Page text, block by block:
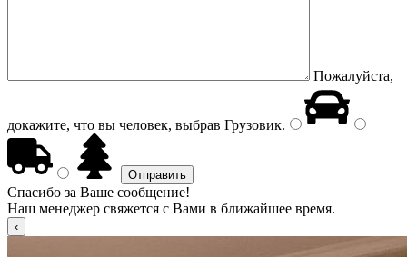
Пожалуйста,
докажите, что вы человек, выбрав Грузовик.
Спасибо за Ваше сообщение!
Наш менеджер свяжется с Вами в ближайшее время.